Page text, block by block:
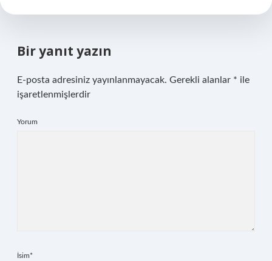
Bir yanıt yazın
E-posta adresiniz yayınlanmayacak. Gerekli alanlar * ile
işaretlenmişlerdir
Yorum
İsim*